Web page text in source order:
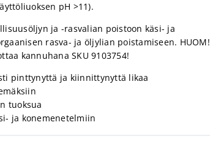
pH >11).
ja -rasvalian poistoon käsi- ja
rasva- ja öljylian poistamiseen. HUOM!
kannuhana SKU 9103754!
pinttynyttä ja kiinnittynyttä likaa
tuoksua
ja konemenetelmiin